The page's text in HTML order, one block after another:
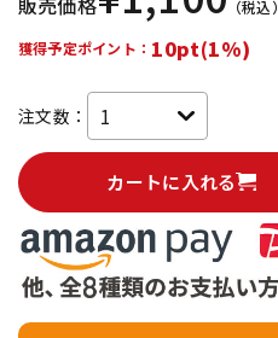
（税込）
獲得予定ポイント： 10pt(1%)
注文数：
カートに入れる